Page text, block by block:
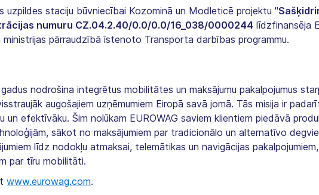
uzpildes staciju būvniecībai Kozominā un Modleticē projektu "
numuru CZ.04.2.40/0.0/0.0/16_038/0000244 līdzfinansēja
ministrijas pārraudzībā īstenoto Transporta darbības programmu.
nodrošina integrētus mobilitātes un maksājumu pakalpojumus
augošajiem uzņēmumiem Eiropā savā jomā. Tās misija ir
un efektīvāku. Šim nolūkam EUROWAG saviem klientiem piedāvā
sākot no maksājumiem par tradicionālo un alternatīvo
līdz nodokļu atmaksai, telemātikas un navigācijas
par tīru mobilitāti.
www.eurowag.com.